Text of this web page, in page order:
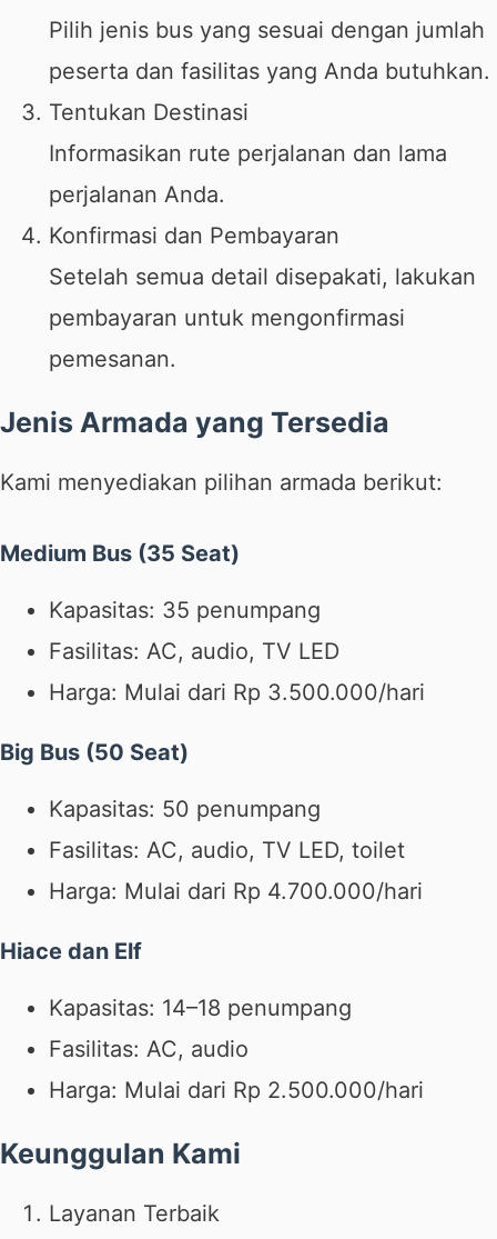
Pilih jenis bus yang sesuai dengan jumlah
peserta dan fasilitas yang Anda butuhkan.
Tentukan Destinasi
Informasikan rute perjalanan dan lama
perjalanan Anda.
Konfirmasi dan Pembayaran
Setelah semua detail disepakati, lakukan
pembayaran untuk mengonfirmasi
pemesanan.
Jenis Armada yang Tersedia
Kami menyediakan pilihan armada berikut:
Medium Bus (35 Seat)
Kapasitas: 35 penumpang
Fasilitas: AC, audio, TV LED
Harga: Mulai dari Rp 3.500.000/hari
Big Bus (50 Seat)
Kapasitas: 50 penumpang
Fasilitas: AC, audio, TV LED, toilet
Harga: Mulai dari Rp 4.700.000/hari
Hiace dan Elf
Kapasitas: 14–18 penumpang
Fasilitas: AC, audio
Harga: Mulai dari Rp 2.500.000/hari
Keunggulan Kami
Layanan Terbaik